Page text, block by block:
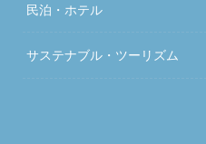
民泊・ホテル
サステナブル・ツーリズム